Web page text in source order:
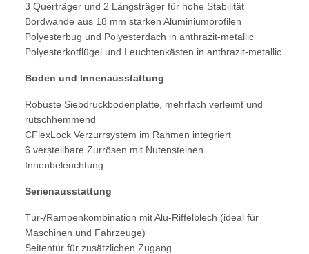
3 Querträger und 2 Längsträger für hohe Stabilität
Bordwände aus 18 mm starken Aluminiumprofilen
Polyesterbug und Polyesterdach in anthrazit-metallic
Polyesterkotflügel und Leuchtenkästen in anthrazit-metallic
Boden und Innenausstattung
Robuste Siebdruckbodenplatte, mehrfach verleimt und
rutschhemmend
CFlexLock Verzurrsystem im Rahmen integriert
6 verstellbare Zurrösen mit Nutensteinen
Innenbeleuchtung
Serienausstattung
Tür-/Rampenkombination mit Alu-Riffelblech (ideal für
Maschinen und Fahrzeuge)
Seitentür für zusätzlichen Zugang